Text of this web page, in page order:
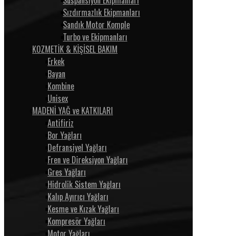
Sızdırmazlık Ekipmanları
Sandık Motor Komple
Turbo ve Ekipmanları
KOZMETİK & KİŞİSEL BAKIM
Erkek
Bayan
Kombine
Unisex
MADENİ YAĞ ve KATKILARI
Antifiriz
Bor Yağları
Defransiyel Yağları
Fren ve Direksiyon Yağları
Gres Yağları
Hidrolik Sistem Yağları
Kalıp Ayırıcı Yağları
Kesme ve Kızak Yağları
Kompresör Yağları